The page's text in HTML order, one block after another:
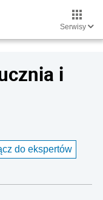
Serwisy
i
do ekspertów